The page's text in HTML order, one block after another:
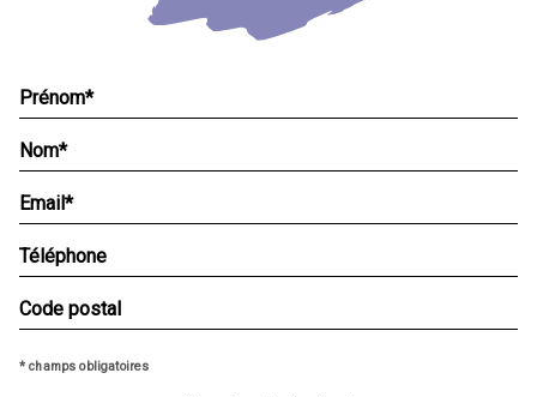
* champs obligatoires